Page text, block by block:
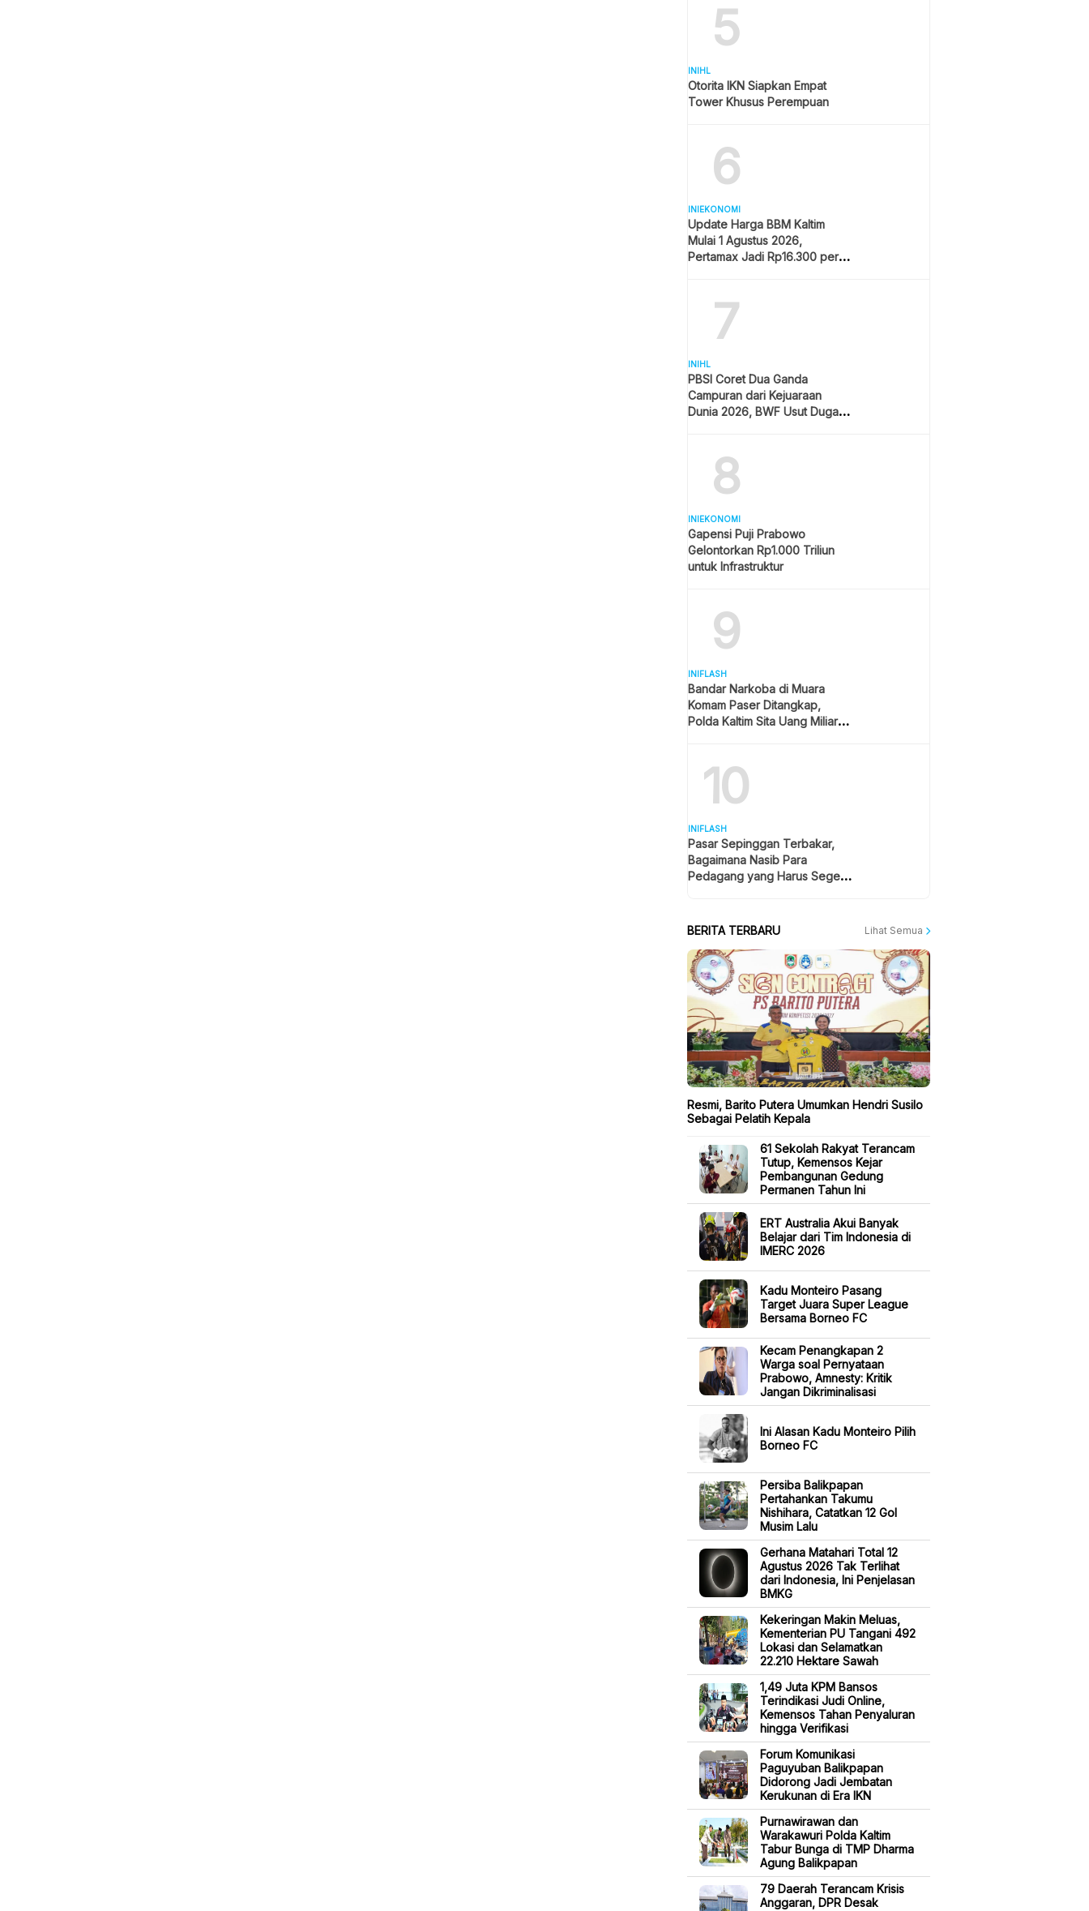
5
INIHL
Otorita IKN Siapkan Empat
Tower Khusus Perempuan
6
INIEKONOMI
Update Harga BBM Kaltim
Mulai 1 Agustus 2026,
Pertamax Jadi Rp16.300 per
7
INIHL
PBSI Coret Dua Ganda
Campuran dari Kejuaraan
Dunia 2026, BWF Usut Dugaan
8
INIEKONOMI
Gapensi Puji Prabowo
Gelontorkan Rp1.000 Triliun
untuk Infrastruktur
9
INIFLASH
Bandar Narkoba di Muara
Komam Paser Ditangkap,
Polda Kaltim Sita Uang Miliaran
10
INIFLASH
Pasar Sepinggan Terbakar,
Bagaimana Nasib Para
Pedagang yang Harus Segera
BERITA TERBARU Lihat Semua
Resmi, Barito Putera Umumkan Hendri Susilo
Sebagai Pelatih Kepala
61 Sekolah Rakyat Terancam
Tutup, Kemensos Kejar
Pembangunan Gedung
Permanen Tahun Ini
ERT Australia Akui Banyak
Belajar dari Tim Indonesia di
IMERC 2026
Kadu Monteiro Pasang
Target Juara Super League
Bersama Borneo FC
Kecam Penangkapan 2
Warga soal Pernyataan
Prabowo, Amnesty: Kritik
Jangan Dikriminalisasi
Ini Alasan Kadu Monteiro Pilih
Borneo FC
Persiba Balikpapan
Pertahankan Takumu
Nishihara, Catatkan 12 Gol
Musim Lalu
Gerhana Matahari Total 12
Agustus 2026 Tak Terlihat
dari Indonesia, Ini Penjelasan
BMKG
Kekeringan Makin Meluas,
Kementerian PU Tangani 492
Lokasi dan Selamatkan
22.210 Hektare Sawah
1,49 Juta KPM Bansos
Terindikasi Judi Online,
Kemensos Tahan Penyaluran
hingga Verifikasi
Forum Komunikasi
Paguyuban Balikpapan
Didorong Jadi Jembatan
Kerukunan di Era IKN
Purnawirawan dan
Warakawuri Polda Kaltim
Tabur Bunga di TMP Dharma
Agung Balikpapan
79 Daerah Terancam Krisis
Anggaran, DPR Desak